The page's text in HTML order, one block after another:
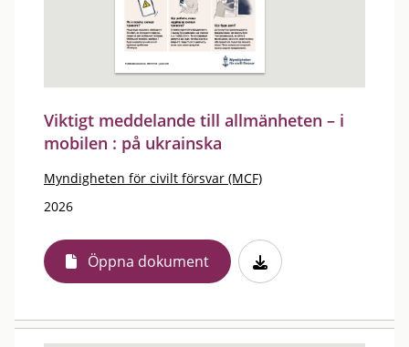
Viktigt meddelande till allmänheten – i
mobilen : på ukrainska
Myndigheten för civilt försvar (MCF)
2026
Öppna dokument